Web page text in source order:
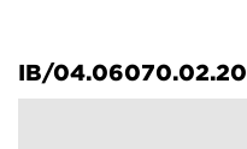
IB/04.06070.02.20